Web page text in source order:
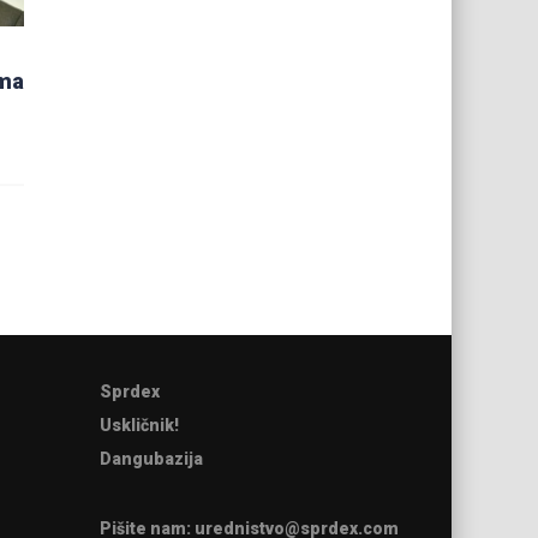
Sprdex
Uskličnik!
Dangubazija
Pišite nam: urednistvo@sprdex.com